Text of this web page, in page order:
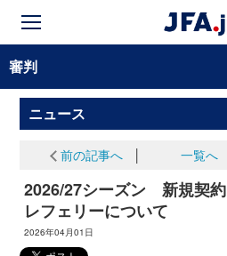
審判
ニュース
前の記事へ 一覧へ
2026/27シーズン 新規契
レフェリーについて
2026年04月01日